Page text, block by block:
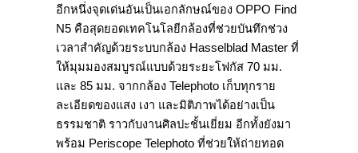
อีกหนึ่งจุดเด่นอันเป็นเอกลักษณ์ของ OPPO Find
N5 คือสุดยอดเทคโนโลยีกล้องที่ช่วยบันทึกช่วง
เวลาสำคัญด้วยระบบกล้อง Hasselblad Master ที่
ให้มุมมองสมบูรณ์แบบด้วยระยะโฟกัส 70 มม.
และ 85 มม. จากกล้อง Telephoto เก็บทุกราย
ละเอียดของแสง เงา และมิติภาพได้อย่างเป็น
ธรรมชาติ ราวกับงานศิลปะชั้นเยี่ยม อีกทั้งยังมา
พร้อม Periscope Telephoto ที่ช่วยให้ถ่ายทอด